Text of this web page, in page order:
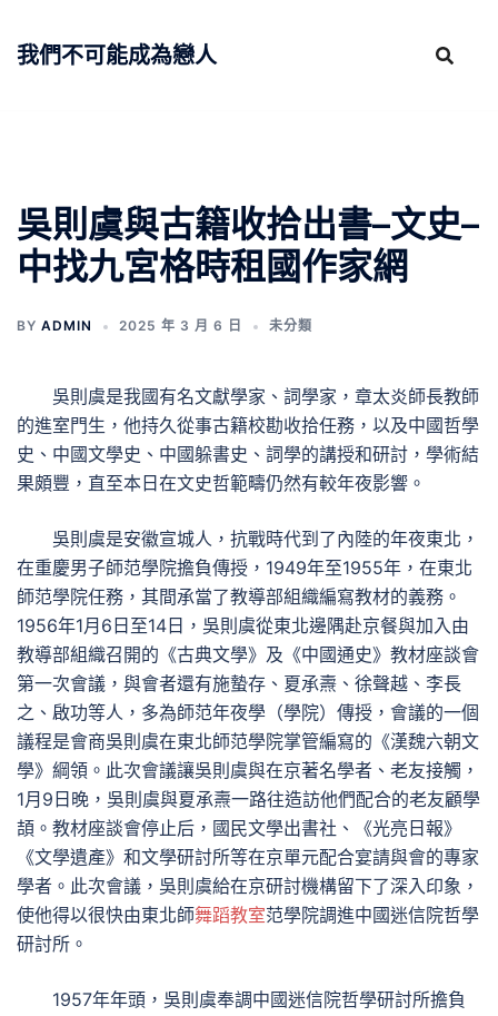
我們不可能成為戀人
吳則虞與古籍收拾出書–文史–
中找九宮格時租國作家網
BY ADMIN 2025 年 3 月 6 日 未分類
吳則虞是我國有名文獻學家、詞學家，章太炎師長教師
的進室門生，他持久從事古籍校勘收拾任務，以及中國哲學
史、中國文學史、中國躲書史、詞學的講授和研討，學術結
果頗豐，直至本日在文史哲範疇仍然有較年夜影響。
吳則虞是安徽宣城人，抗戰時代到了內陸的年夜東北，
在重慶男子師范學院擔負傳授，1949年至1955年，在東北
師范學院任務，其間承當了教導部組織編寫教材的義務。
1956年1月6日至14日，吳則虞從東北邊隅赴京餐與加入由
教導部組織召開的《古典文學》及《中國通史》教材座談會
第一次會議，與會者還有施蟄存、夏承燾、徐聲越、李長
之、啟功等人，多為師范年夜學（學院）傳授，會議的一個
議程是會商吳則虞在東北師范學院掌管編寫的《漢魏六朝文
學》綱領。此次會議讓吳則虞與在京著名學者、老友接觸，
1月9日晚，吳則虞與夏承燾一路往造訪他們配合的老友顧學
頡。教材座談會停止后，國民文學出書社、《光亮日報》
《文學遺產》和文學研討所等在京單元配合宴請與會的專家
學者。此次會議，吳則虞給在京研討機構留下了深入印象，
使他得以很快由東北師舞蹈教室范學院調進中國迷信院哲學
研討所。
1957年年頭，吳則虞奉調中國迷信院哲學研討所擔負